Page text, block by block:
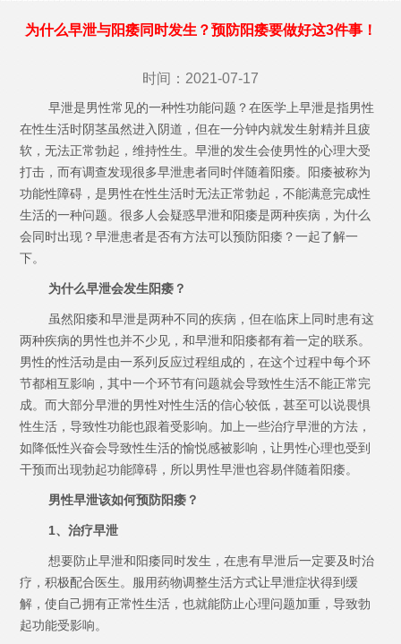
为什么早泄与阳痿同时发生？预防阳痿要做好这3件事！
时间：2021-07-17
早泄是男性常见的一种性功能问题？在医学上早泄是指男性
在性生活时阴茎虽然进入阴道，但在一分钟内就发生射精并且疲
软，无法正常勃起，维持性生。早泄的发生会使男性的心理大受
打击，而有调查发现很多早泄患者同时伴随着阳痿。阳痿被称为
功能性障碍，是男性在性生活时无法正常勃起，不能满意完成性
生活的一种问题。很多人会疑惑早泄和阳痿是两种疾病，为什么
会同时出现？早泄患者是否有方法可以预防阳痿？一起了解一
下。
为什么早泄会发生阳痿？
虽然阳痿和早泄是两种不同的疾病，但在临床上同时患有这
两种疾病的男性也并不少见，和早泄和阳痿都有着一定的联系。
男性的性活动是由一系列反应过程组成的，在这个过程中每个环
节都相互影响，其中一个环节有问题就会导致性生活不能正常完
成。而大部分早泄的男性对性生活的信心较低，甚至可以说畏惧
性生活，导致性功能也跟着受影响。加上一些治疗早泄的方法，
如降低性兴奋会导致性生活的愉悦感被影响，让男性心理也受到
干预而出现勃起功能障碍，所以男性早泄也容易伴随着阳痿。
男性早泄该如何预防阳痿？
1、治疗早泄
想要防止早泄和阳痿同时发生，在患有早泄后一定要及时治
疗，积极配合医生。服用药物调整生活方式让早泄症状得到缓
解，使自己拥有正常性生活，也就能防止心理问题加重，导致勃
起功能受影响。